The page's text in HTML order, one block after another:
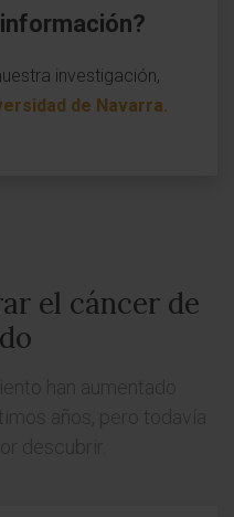
investigación,
de Navarra.
el cáncer de